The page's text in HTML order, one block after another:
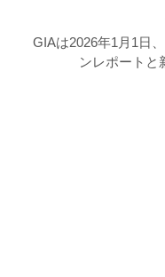
GIAは2026年1月1日
ンレポートと